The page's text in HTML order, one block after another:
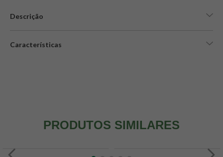
Descrição
Características
PRODUTOS SIMILARES